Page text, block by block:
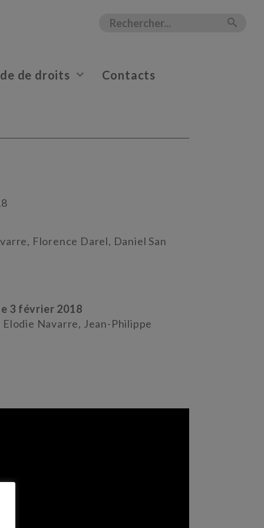
de droits Contacts
Florence Darel, Daniel San
3 février 2018
Navarre, Jean-Philippe